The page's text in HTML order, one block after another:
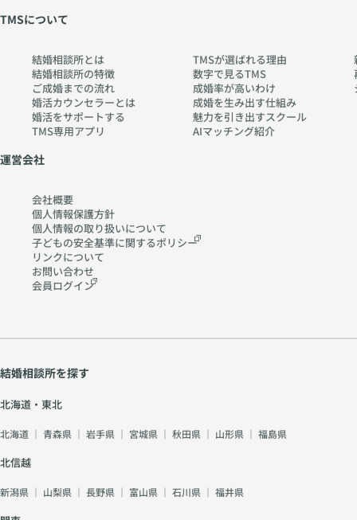
TMSについて
結婚相談所とは
結婚相談所の特徴
ご成婚までの流れ
婚活カウンセラーとは
婚活をサポートする
TMS専用アプリ
TMSが選ばれる理由
数字で見るTMS
成婚率が高いわけ
成婚を生み出す仕組み
魅力を引き出すスクール
AIマッチング紹介
運営会社
会社概要
個人情報保護方針
個人情報の取り扱いについて
子どもの安全基準に関するポリシー
リンクについて
お問い合わせ
会員ログイン
結婚相談所を探す
北海道・東北
北海道 ｜ 青森県 ｜ 岩手県 ｜ 宮城県 ｜ 秋田県 ｜ 山形県 ｜ 福島県
北信越
新潟県 ｜ 山梨県 ｜ 長野県 ｜ 富山県 ｜ 石川県 ｜ 福井県